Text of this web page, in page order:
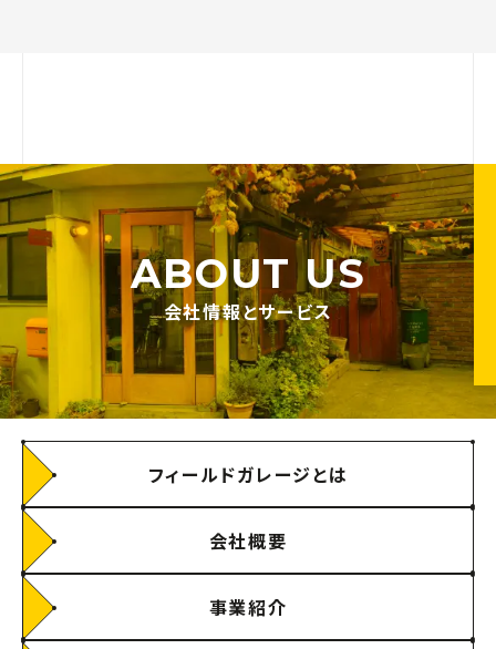
ABOUT US
会社情報とサービス
フィールドガレージとは
会社概要
事業紹介